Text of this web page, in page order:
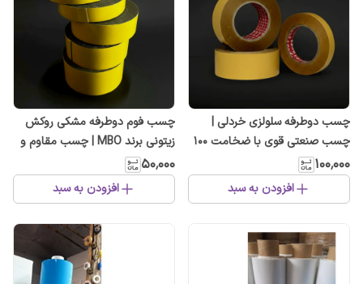
چسب دوطرفه سلولزی خردلی |
چسب صنعتی قوی با ضخامت ۱۰۰
میکرون و طول ۵۰ متر
۱۰۰٬۰۰۰
افزودن به سبد
چسب فوم دوطرفه مشکی روکش
زیتونی برند MBO | چسب مقاوم و
با چسبندگی بالا
۵۰٬۰۰۰
افزودن به سبد